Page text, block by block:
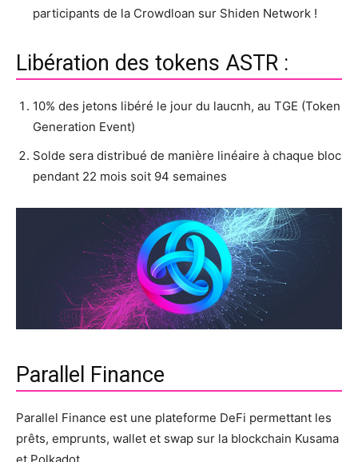
participants de la Crowdloan sur Shiden Network !
Libération des tokens ASTR :
10% des jetons libéré le jour du laucnh, au TGE (Token
Generation Event)
Solde sera distribué de manière linéaire à chaque bloc
pendant 22 mois soit 94 semaines
Parallel Finance
Parallel Finance est une plateforme DeFi permettant les
prêts, emprunts, wallet et swap sur la blockchain Kusama